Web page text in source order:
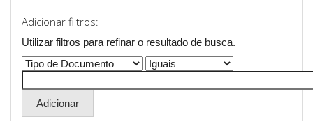
Adicionar filtros:
Utilizar filtros para refinar o resultado de busca.